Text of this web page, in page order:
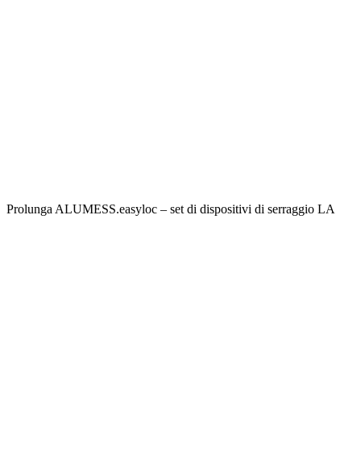
Prolunga ALUMESS.easyloc – set di dispositivi di serraggio LA